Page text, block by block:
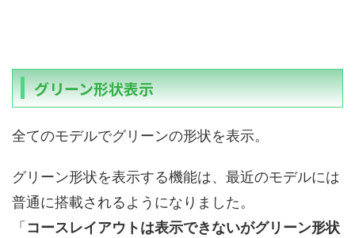
グリーン形状表示
全てのモデルでグリーンの形状を表示。
グリーン形状を表示する機能は、最近のモデルには
普通に搭載されるようになりました。
「 コースレイアウトは表示できないがグリーン形状